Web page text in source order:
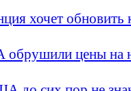
хочет обновить
цены на